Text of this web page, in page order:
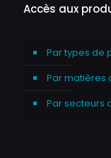
Accès aux
Par types de
Par matières
Par secteurs